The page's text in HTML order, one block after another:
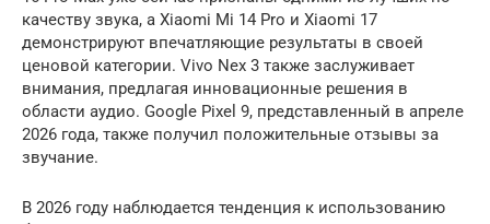
качеству звука, а Xiaomi Mi 14 Pro и Xiaomi 17
демонстрируют впечатляющие результаты в своей
ценовой категории. Vivo Nex 3 также заслуживает
внимания, предлагая инновационные решения в
области аудио. Google Pixel 9, представленный в апреле
2026 года, также получил положительные отзывы за
звучание.
В 2026 году наблюдается тенденция к использованию